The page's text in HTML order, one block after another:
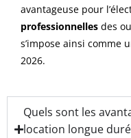
avantageuse pour
professionnelles des
s’impose ainsi comme
2026.
Quels sont les
location longue